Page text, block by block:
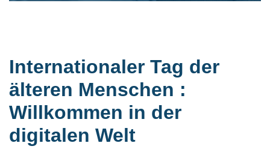
Internationaler Tag der
älteren Menschen :
Willkommen in der
digitalen Welt